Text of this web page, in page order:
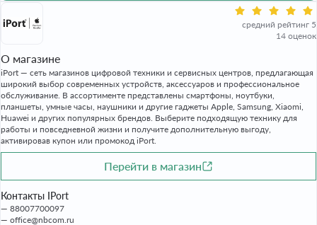
средний рейтинг 5
14 оценок
О магазине
iPort — сеть магазинов цифровой техники и сервисных центров, предлагающая
широкий выбор современных устройств, аксессуаров и профессиональное
обслуживание. В ассортименте представлены смартфоны, ноутбуки,
планшеты, умные часы, наушники и другие гаджеты Apple, Samsung, Xiaomi,
Huawei и других популярных брендов. Выберите подходящую технику для
работы и повседневной жизни и получите дополнительную выгоду,
активировав купон или промокод iPort.
Перейти в магазин
Контакты IPort
88007700097
office@nbcom.ru